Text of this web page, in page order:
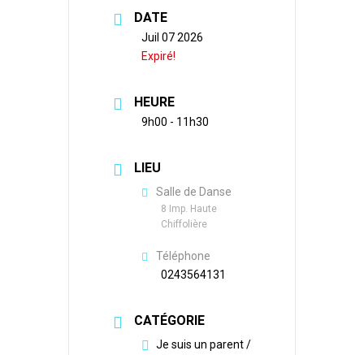
DATE
Juil 07 2026
Expiré!
HEURE
9h00 - 11h30
LIEU
Salle de Danse
8 Imp. Haute
Chiffolière
Téléphone
0243564131
CATÉGORIE
Je suis un parent /